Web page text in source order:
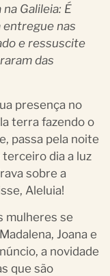
Galileia: É
entregue nas
e ressuscite
das
presença no
terra fazendo o
passa pela noite
dia a luz
sobre a
Aleluia!
mulheres se
Joana e
a novidade
que são